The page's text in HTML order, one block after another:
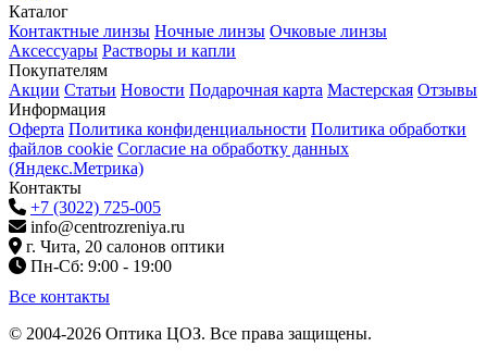
Каталог
Контактные линзы Ночные линзы Очковые линзы
Аксессуары Растворы и капли
Покупателям
Акции Статьи Новости Подарочная карта Мастерская Отзывы
Информация
Оферта Политика конфиденциальности Политика обработки
файлов cookie Согласие на обработку данных
(Яндекс.Метрика)
Контакты
+7 (3022) 725-005
info@centrozreniya.ru
г. Чита, 20 салонов оптики
Пн-Сб: 9:00 - 19:00
Все контакты
© 2004-2026 Оптика ЦОЗ. Все права защищены.